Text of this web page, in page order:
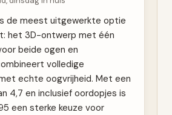
de meest uitgewerkte optie
het 3D-ontwerp met één
beide ogen en
volledige
echte oogvrijheid. Met een
4,7 en inclusief oordopjes is
een sterke keuze voor